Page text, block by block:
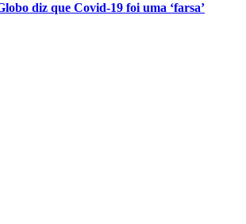
diz que Covid-19 foi uma ‘farsa’